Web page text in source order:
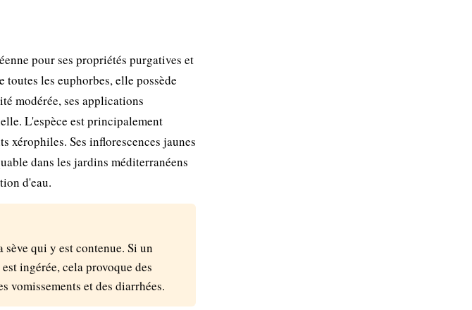
pour ses propriétés purgatives et
les euphorbes, elle possède
modérée, ses applications
L'espèce est principalement
xérophiles. Ses inflorescences jaunes
dans les jardins méditerranéens
d'eau.
qui y est contenue. Si un
ingérée, cela provoque des
vomissements et des diarrhées.